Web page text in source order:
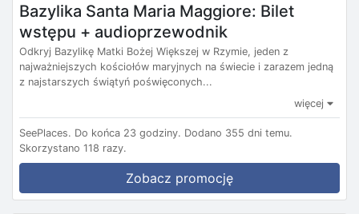
Bazylika Santa Maria Maggiore: Bilet
wstępu + audioprzewodnik
Odkryj Bazylikę Matki Bożej Większej w Rzymie, jeden z
najważniejszych kościołów maryjnych na świecie i zarazem jedną
z najstarszych świątyń poświęconych...
więcej
SeePlaces. Do końca 23 godziny. Dodano 355 dni temu.
Skorzystano 118 razy.
Zobacz promocję